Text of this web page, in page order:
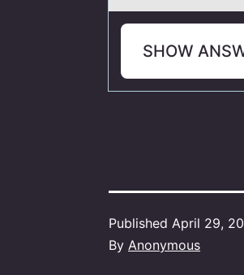
SHOW
Published April 29,
By Anonymous